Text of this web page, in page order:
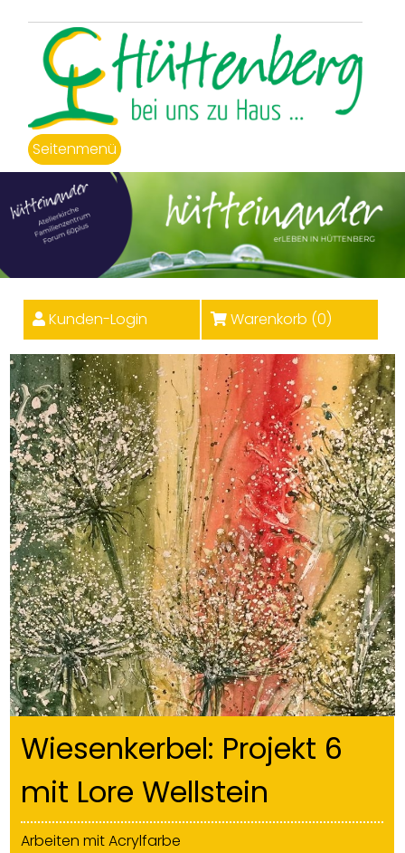
Seitenmenü
Kunden-Login Warenkorb (0)
Wiesenkerbel: Projekt 6
mit Lore Wellstein
Arbeiten mit Acrylfarbe